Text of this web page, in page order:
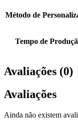
Método de
Tempo de
Avaliações (0)
Avaliações
Ainda não existem